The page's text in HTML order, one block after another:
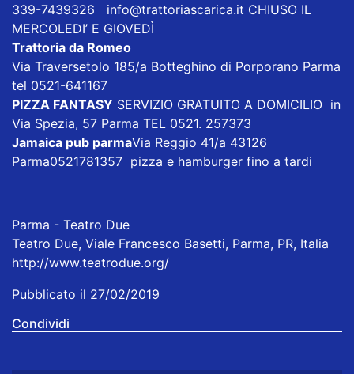
339-7439326 info@trattoriascarica.it CHIUSO IL
MERCOLEDI’ E GIOVEDÌ
Trattoria da Romeo
Via Traversetolo 185/a Botteghino di Porporano Parma
tel 0521-641167
PIZZA FANTASY SERVIZIO GRATUITO A DOMICILIO in
Via Spezia, 57 Parma TEL 0521. 257373
Jamaica pub parmaVia Reggio 41/a 43126
Parma0521781357 pizza e hamburger fino a tardi
Parma - Teatro Due
Teatro Due, Viale Francesco Basetti, Parma, PR, Italia
http://www.teatrodue.org/
Pubblicato il 27/02/2019
Condividi